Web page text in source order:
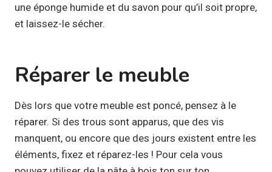
une éponge humide et du savon pour qu’il soit propre,
et laissez-le sécher.
Réparer le meuble
Dès lors que votre meuble est poncé, pensez à le
réparer. Si des trous sont apparus, que des vis
manquent, ou encore que des jours existent entre les
éléments, fixez et réparez-les ! Pour cela vous